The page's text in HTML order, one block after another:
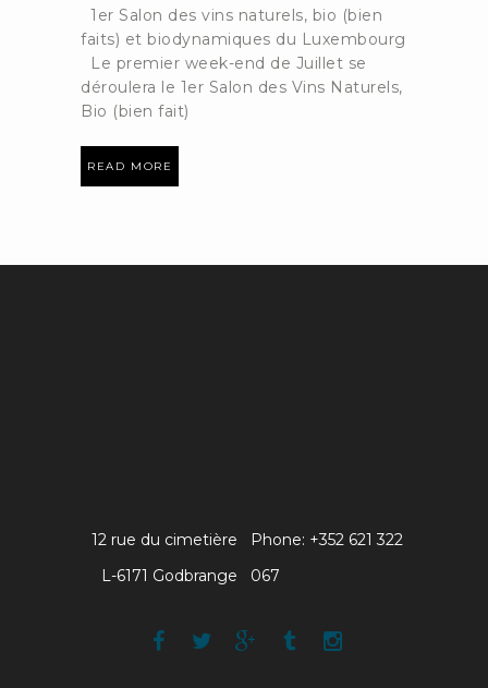
1er Salon des vins naturels, bio (bien
faits) et biodynamiques du Luxembourg
Le premier week-end de Juillet se
déroulera le 1er Salon des Vins Naturels,
Bio (bien fait)
READ MORE
Phone: +352 621 322
067
12 rue du cimetière
L-6171 Godbrange